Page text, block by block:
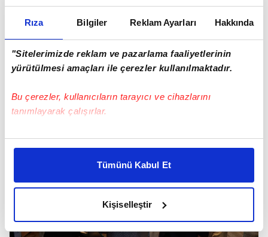
Rıza Bilgiler Reklam Ayarları Hakkında
"Sitelerimizde reklam ve pazarlama faaliyetlerinin
yürütülmesi amaçları ile çerezler kullanılmaktadır.
Bu çerezler, kullanıcıların tarayıcı ve cihazlarını
tanımlayarak çalışırlar.
Bu çerezlere izin vermeniz halinde sizlere özel
daha iyi reklam deneyimi yaşatabiliriz. Bunu yaparken
amacımızın size daha iyi bir reklam deneyimi sunmak
elimizden gelen çabayı gösterdiğimizi ve bu noktada,
Tümünü Kabul Et
Kişiselleştir
Özbek, dün taburcu olduğunu belirterek, "Şimdi,
Galatasaray 'ımız için yaptığımız çalışmalara
kaldığımız yerden devam etmenin zamanı... Dualarını
ve iyi dileklerini esirgemeyen herkese yürekten
teşekkür ediyor, sevgi ve saygılarımı sunuyorum."
ifadelerini kullandı.